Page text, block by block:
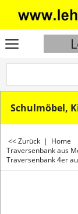
Schulmöbel,
<< Zurück | Home
Traversenbank aus
Traversenbank 4er